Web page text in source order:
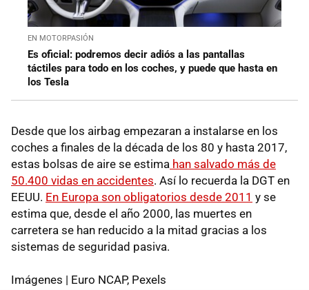
EN MOTORPASIÓN
Es oficial: podremos decir adiós a las pantallas
táctiles para todo en los coches, y puede que hasta en
los Tesla
Desde que los airbag empezaran a instalarse en los
coches a finales de la década de los 80 y hasta 2017,
estas bolsas de aire se estima han salvado más de
50.400 vidas en accidentes. Así lo recuerda la DGT en
EEUU. En Europa son obligatorios desde 2011 y se
estima que, desde el año 2000, las muertes en
carretera se han reducido a la mitad gracias a los
sistemas de seguridad pasiva.
Imágenes | Euro NCAP, Pexels